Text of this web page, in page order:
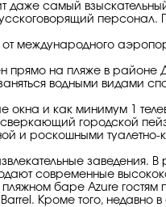
самый
персонал.
международного
прямо на пляже в
водными видами
окна и как минимум 1
городской
и роскошными
заведения. В
современные
баре Azure
Кроме того, недавно